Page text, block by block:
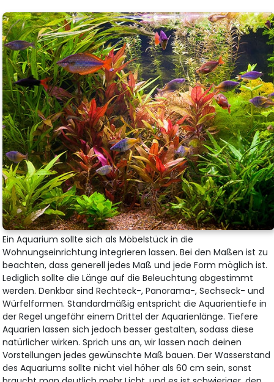
Ein Aquarium sollte sich als Möbelstück in die
Wohnungseinrichtung integrieren lassen. Bei den Maßen ist zu
beachten, dass generell jedes Maß und jede Form möglich ist.
Lediglich sollte die Länge auf die Beleuchtung abgestimmt
werden. Denkbar sind Rechteck-, Panorama-, Sechseck- und
Würfelformen. Standardmäßig entspricht die Aquarientiefe in
der Regel ungefähr einem Drittel der Aquarienlänge. Tiefere
Aquarien lassen sich jedoch besser gestalten, sodass diese
natürlicher wirken. Sprich uns an, wir lassen nach deinen
Vorstellungen jedes gewünschte Maß bauen. Der Wasserstand
des Aquariums sollte nicht viel höher als 60 cm sein, sonst